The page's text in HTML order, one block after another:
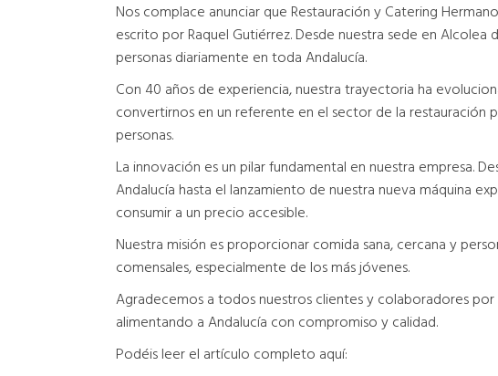
Nos complace anunciar que Restauración y Catering
escrito por Raquel Gutiérrez. Desde nuestra sede en
personas diariamente en toda Andalucía.
Con 40 años de experiencia, nuestra trayectoria ha
convertirnos en un referente en el sector de la restauración
personas.
La innovación es un pilar fundamental en nuestra empresa.
Andalucía hasta el lanzamiento de nuestra nueva máquina
consumir a un precio accesible.
Nuestra misión es proporcionar comida sana, cercana y
comensales, especialmente de los más jóvenes.
Agradecemos a todos nuestros clientes y colaboradores
alimentando a Andalucía con compromiso y calidad.
Podéis leer el artículo completo aquí: